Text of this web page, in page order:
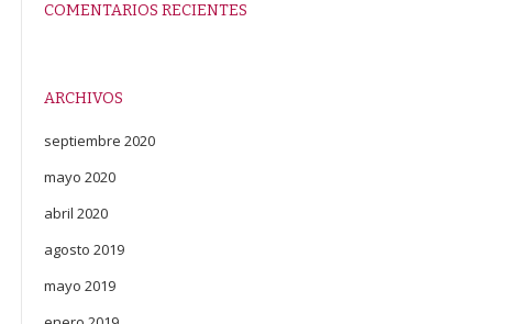
COMENTARIOS RECIENTES
ARCHIVOS
septiembre 2020
mayo 2020
abril 2020
agosto 2019
mayo 2019